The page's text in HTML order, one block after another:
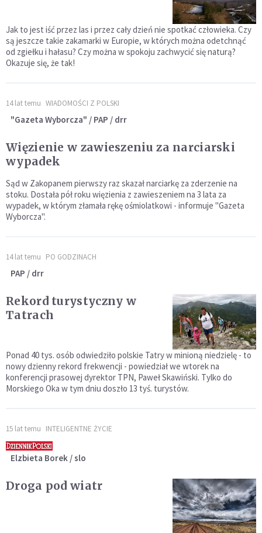
Jak to jest iść przez las i przez cały dzień nie spotkać człowieka. Czy
są jeszcze takie zakamarki w Europie, w których można odetchnąć
od zgiełku i hałasu? Czy można w spokoju zachwycić się naturą?
Okazuje się, że tak!
14 lat temu WIADOMOŚCI Z POLSKI
"Gazeta Wyborcza" / PAP / drr
Więzienie w zawieszeniu za narciarski
wypadek
Sąd w Zakopanem pierwszy raz skazał narciarkę za zderzenie na
stoku. Dostała pół roku więzienia z zawieszeniem na 3 lata za
wypadek, w którym złamała rękę ośmiolatkowi - informuje "Gazeta
Wyborcza".
14 lat temu PO GODZINACH
PAP / drr
Rekord turystyczny w
Tatrach
Ponad 40 tys. osób odwiedziło polskie Tatry w minioną niedzielę - to
nowy dzienny rekord frekwencji - powiedział we wtorek na
konferencji prasowej dyrektor TPN, Paweł Skawiński. Tylko do
Morskiego Oka w tym dniu doszło 13 tyś. turystów.
15 lat temu INTELIGENTNE ŻYCIE
Elzbieta Borek / slo
Droga pod wiatr